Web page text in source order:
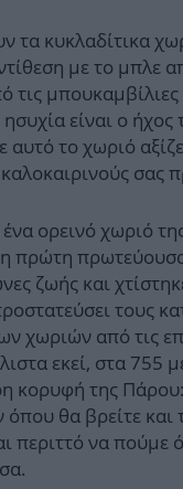
τα κυκλαδίτικα
με το μπλε
τις
είναι ο ήχος
αυτό το χωριό
σας
ένα ορεινό χωριό
πρώτη
ζωής και
τους
χωριών από τις
εκεί, στα 755
κορυφή της
θα βρείτε
περιττό να πούμε